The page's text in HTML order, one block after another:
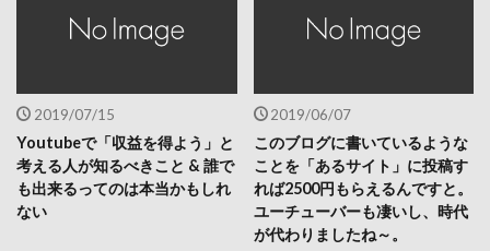
2019/07/15
Youtubeで「収益を得よう」と
考える人が知るべきこと & 誰で
も出来るってのは本当かもしれ
ない
2019/06/07
このブログに書いているような
ことを「あるサイト」に投稿す
れば2500円もらえるんですと。
ユーチューバーも凄いし、時代
が代わりましたね～。